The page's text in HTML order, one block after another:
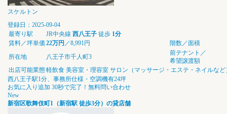
スケルトン
登録日：2025-09-04
最寄り駅
JR中央線 西八王子 徒歩 1分
賃料／坪単価 22万円 ／8,991円
階数／面積
所在地
八王子市千人町3
前テナント／
希望譲渡額
出店可能業態軽飲食 美容室・理容室 サロン（マッサージ・エステ・ネイルなど
西八王子駅1分、事務所仕様・空調機有24坪
お気に入り追加 30秒で完了！無料問い合わせ
New
新宿区歌舞伎町1（新宿駅 徒歩3分）の貸店舗